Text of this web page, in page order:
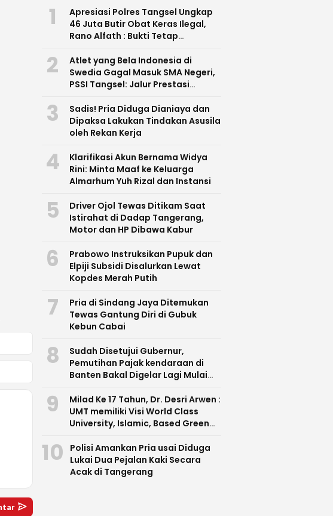
1
Apresiasi Polres Tangsel Ungkap
46 Juta Butir Obat Keras Ilegal,
Rano Alfath : Bukti Tetap
2
Atlet yang Bela Indonesia di
Swedia Gagal Masuk SMA Negeri,
PSSI Tangsel: Jalur Prestasi
3
Sadis! Pria Diduga Dianiaya dan
Dipaksa Lakukan Tindakan Asusila
oleh Rekan Kerja
4
Klarifikasi Akun Bernama Widya
Rini: Minta Maaf ke Keluarga
Almarhum Yuh Rizal dan Instansi
5
Driver Ojol Tewas Ditikam Saat
Istirahat di Dadap Tangerang,
Motor dan HP Dibawa Kabur
6
Prabowo Instruksikan Pupuk dan
Elpiji Subsidi Disalurkan Lewat
Kopdes Merah Putih
7
Pria di Sindang Jaya Ditemukan
Tewas Gantung Diri di Gubuk
Kebun Cabai
8
Sudah Disetujui Gubernur,
Pemutihan Pajak kendaraan di
Banten Bakal Digelar Lagi Mulai
9
Milad Ke 17 Tahun, Dr. Desri Arwen :
UMT memiliki Visi World Class
University, Islamic, Based Green
Unggul di Banten
10
Polisi Amankan Pria usai Diduga
Lukai Dua Pejalan Kaki Secara
Acak di Tangerang